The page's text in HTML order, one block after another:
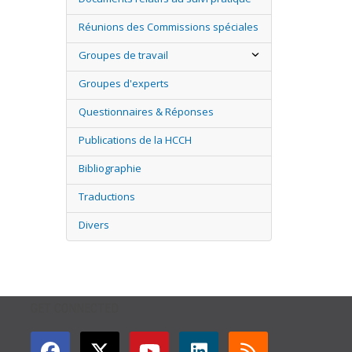
Réunions des Commissions spéciales
Groupes de travail
Groupes d'experts
Questionnaires & Réponses
Publications de la HCCH
Bibliographie
Traductions
Divers